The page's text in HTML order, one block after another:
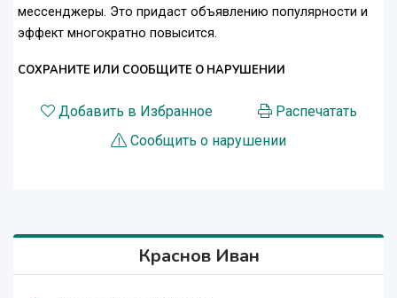
мессенджеры. Это придаст объявлению популярности и
эффект многократно повысится.
СОХРАНИТЕ ИЛИ СООБЩИТЕ О НАРУШЕНИИ
Добавить в Избранное
Распечатать
Сообщить о нарушении
Краснов Иван